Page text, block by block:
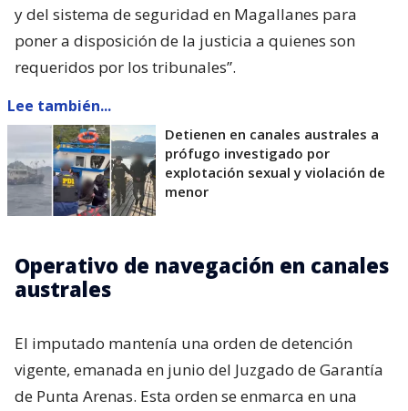
y del sistema de seguridad en Magallanes para
poner a disposición de la justicia a quienes son
requeridos por los tribunales”.
Lee también...
Detienen en canales australes a
prófugo investigado por
explotación sexual y violación de
menor
Operativo de navegación en canales
australes
El imputado mantenía una orden de detención
vigente, emanada en junio del Juzgado de Garantía
de Punta Arenas. Esta orden se enmarca en una